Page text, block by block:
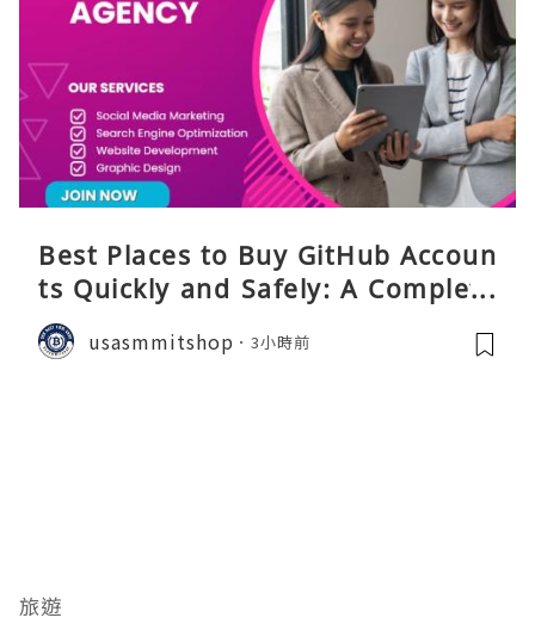
Best Places to Buy GitHub Accoun
ts Quickly and Safely: A Complete
Guide
usasmmitshop 3小時前
旅遊